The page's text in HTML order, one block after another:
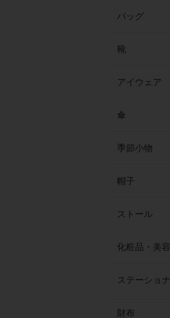
バッグ
靴
アイウェア
傘
季節小物
帽子
ストール
化粧品・美
ステーショ
財布